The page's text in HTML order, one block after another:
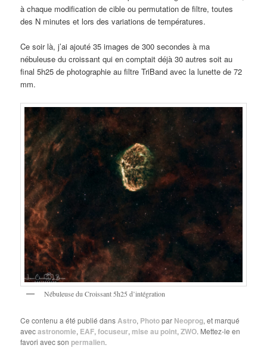
à chaque modification de cible ou permutation de filtre, toutes
des N minutes et lors des variations de températures.
Ce soir là, j’ai ajouté 35 images de 300 secondes à ma
nébuleuse du croissant qui en comptait déjà 30 autres soit au
final 5h25 de photographie au filtre TriBand avec la lunette de 72
mm.
Nébuleuse du Croissant 5h25 d’intégration
Ce contenu a été publié dansAstro, Photopar Neoprog, et marqué
avecastronomie, EAF,focuseur, mise au point,ZWO. Mettez-le en
favori avec son permalien.